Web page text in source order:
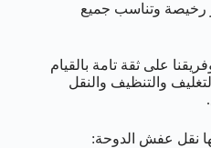
وتناسب جميع
على ثقة تامة بالقيام
والتنظيف والنقل
نقل عفش الدوحة: